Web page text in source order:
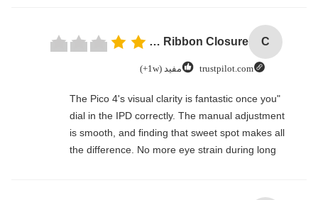
C
Custom Logo Paper Cardboard Packing Folding White / Black / Rose Gold Luxury Magnetic Gift Box with Ribbon Closure
trustpilot.com مفيد (1w+)
"The Pico 4's visual clarity is fantastic once you
dial in the IPD correctly. The manual adjustment
is smooth, and finding that sweet spot makes all
the difference. No more eye strain during long